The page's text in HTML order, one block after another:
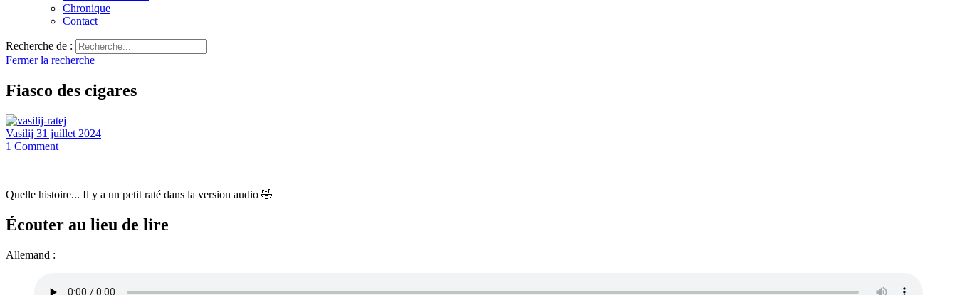
Chronique
Contact
Recherche de :
Fermer la recherche
Fiasco des cigares
Vasilij 31 juillet 2024
1 Comment
Quelle histoire... Il y a un petit raté dans la version audio 🤣
Écouter au lieu de lire
Allemand :